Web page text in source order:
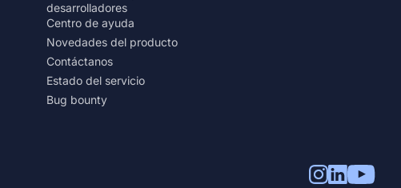
desarrolladores
Centro de ayuda
Novedades del producto
Contáctanos
Estado del servicio
Bug bounty